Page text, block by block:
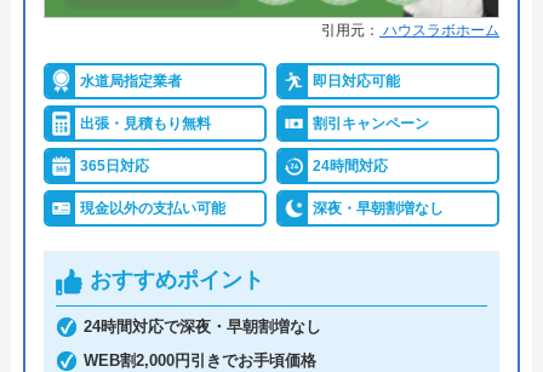
●保証・保険
工事保証12年・商品保証10年(最
詳細は公式HPでご確認ください
イースマイルがおすすめの理由
イースマイルは対応する自治体で適切な工事ができ
ると認められている水道局指定業者です。
土日祝日・深夜早朝含む24時間365日、いつ相談し
ても割増料金がかからず、作業が始まるまでは一切
引用元： ハウスラボホーム
水道局指定業者 即日対応可能
出張・見積もり無料 割引キャンペーン
365日対応 24時間対応
現金以外の支払い可能 深夜・早朝割増なし
おすすめポイント
24時間対応で深夜・早朝割増なし
WEB割2,000円引きでお手頃価格